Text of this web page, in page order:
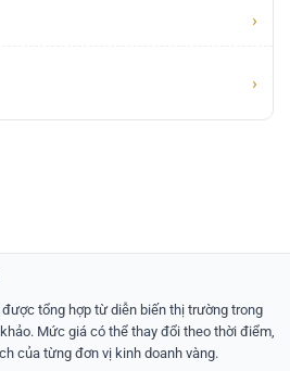
›
›
tổng hợp từ diễn biến thị trường trong
Mức giá có thể thay đổi theo thời điểm,
của từng đơn vị kinh doanh vàng.